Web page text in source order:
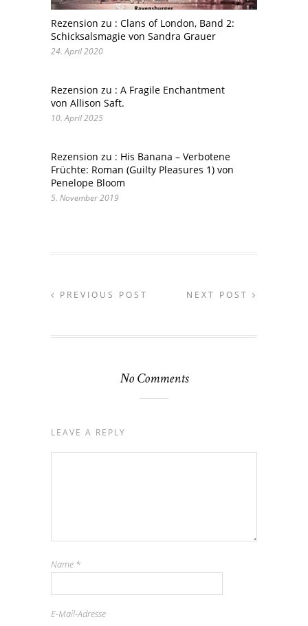
Rezension zu : Clans of London, Band 2:
Schicksalsmagie von Sandra Grauer
24. April 2020
Rezension zu : A Fragile Enchantment
von Allison Saft.
10. April 2025
Rezension zu : His Banana – Verbotene
Früchte: Roman (Guilty Pleasures 1) von
Penelope Bloom
5. November 2019
PREVIOUS POST NEXT POST
No Comments
LEAVE A REPLY
Name *
E-Mail-Adresse